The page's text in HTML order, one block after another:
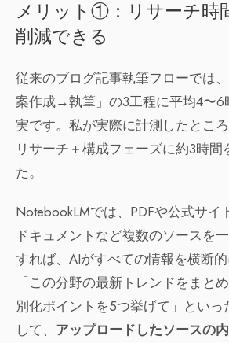
メリット①：リサーチ時
削減できる
従来のブログ記事執筆フローでは
案作成→執筆」の3工程に平均4〜6
実です。私が実際に計測したとこ
リサーチ＋構成フェーズに約3時間
た。
NotebookLMでは、PDFや公式サイ
ドキュメントなど複数のソースを
すれば、AIがすべての情報を横断的
「この分野の最新トレンドをまと
別化ポイントを5つ挙げて」とい
して、 アップロードしたソースの